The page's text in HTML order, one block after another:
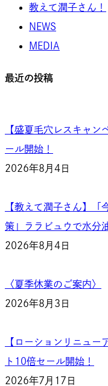
教えて潤子さん！
NEWS
MEDIA
最近の投稿
【盛夏毛穴レスキャ
ール開始！
2026年8月4日
【教えて潤子さん】
策」ララビュウで水分
2026年8月4日
〈夏季休業のご案内〉
2026年8月3日
【ローションリニュー
ト10倍セール開始！
2026年7月17日